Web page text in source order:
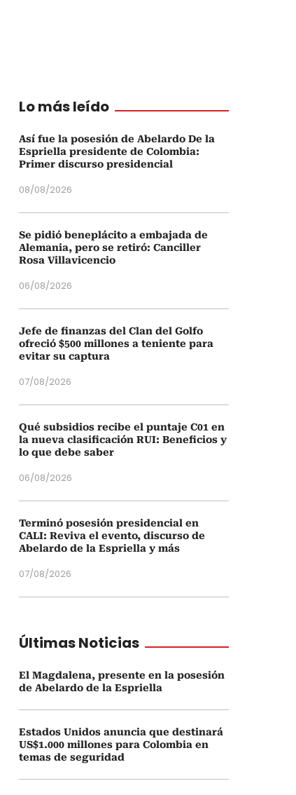
Lo más leído
Así fue la posesión de Abelardo De la
Espriella presidente de Colombia:
Primer discurso presidencial
08/08/2026
Se pidió beneplácito a embajada de
Alemania, pero se retiró: Canciller
Rosa Villavicencio
06/08/2026
Jefe de finanzas del Clan del Golfo
ofreció $500 millones a teniente para
evitar su captura
07/08/2026
Qué subsidios recibe el puntaje C01 en
la nueva clasificación RUI: Beneficios y
lo que debe saber
06/08/2026
Terminó posesión presidencial en
CALI: Reviva el evento, discurso de
Abelardo de la Espriella y más
07/08/2026
Últimas Noticias
El Magdalena, presente en la posesión
de Abelardo de la Espriella
Estados Unidos anuncia que destinará
US$1.000 millones para Colombia en
temas de seguridad